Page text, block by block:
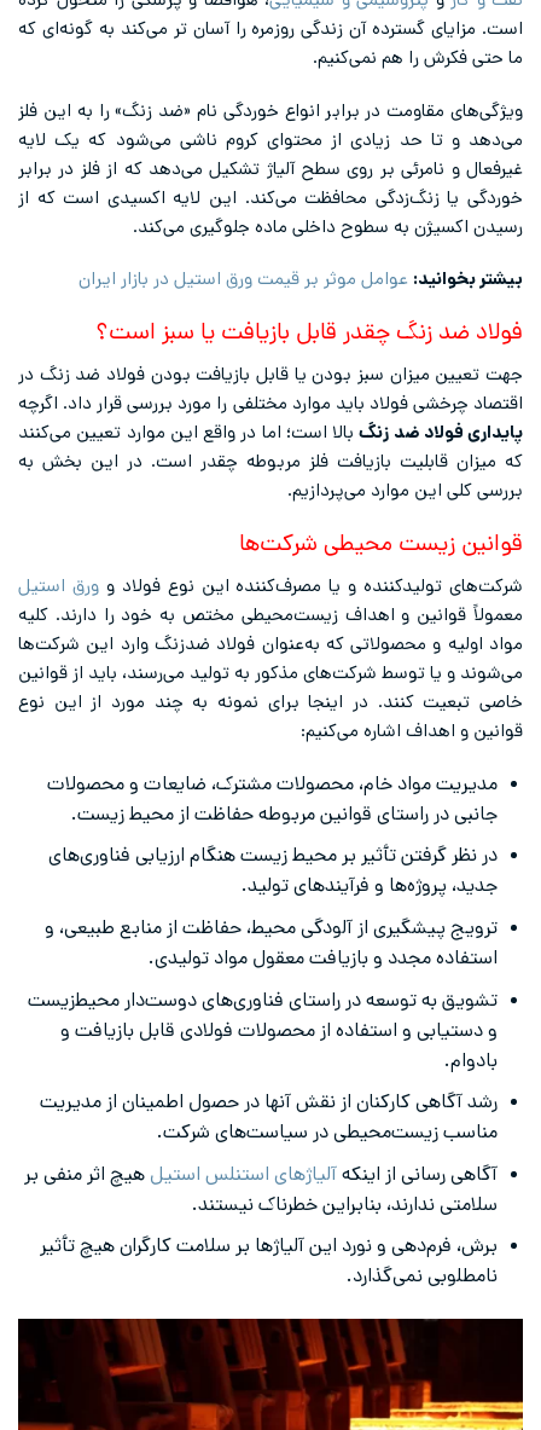
است. مزایای گسترده آن زندگی روزمره را آسان تر می‌کند به گونه‌ای که
ما حتی فکرش را هم نمی‌کنیم.
ویژگی‌های مقاومت در برابر انواع خوردگی نام «ضد زنگ» را به این فلز
می‌دهد و تا حد زیادی از محتوای کروم ناشی می‌شود که یک لایه
غیرفعال و نامرئی بر روی سطح آلیاژ تشکیل می‌دهد که از فلز در برابر
خوردگی یا زنگ‌زدگی محافظت می‌کند. این لایه اکسیدی است که از
رسیدن اکسیژن به سطوح داخلی ماده جلوگیری می‌کند.
بیشتر بخوانید: عوامل موثر بر قیمت ورق استیل در بازار ایران
فولاد ضد زنگ چقدر قابل بازیافت یا سبز است؟
جهت تعیین میزان سبز بودن یا قابل بازیافت بودن فولاد ضد زنگ در
اقتصاد چرخشی فولاد باید موارد مختلفی را مورد بررسی قرار داد. اگرچه
پایداری فولاد ضد زنگبالا است؛ اما در واقع این موارد تعیین می‌کنند
که میزان قابلیت بازیافت فلز مربوطه چقدر است. در این بخش به
بررسی کلی این موارد می‌پردازیم.
قوانین زیست محیطی شرکت‌ها
شرکت‌های تولیدکننده و یا مصرف‌کننده این نوع فولاد وورق استیل
معمولاً قوانین و اهداف زیست‌محیطی مختص به خود را دارند. کلیه
مواد اولیه و محصولاتی که به‌عنوان فولاد ضدزنگ وارد این شرکت‌ها
می‌شوند و یا توسط شرکت‌های مذکور به تولید می‌رسند، باید از قوانین
خاصی تبعیت کنند. در اینجا برای نمونه به چند مورد از این نوع
قوانین و اهداف اشاره می‌کنیم:
مدیریت مواد خام، محصولات مشترک، ضایعات و محصولات
جانبی در راستای قوانین مربوطه حفاظت از محیط زیست.
در نظر گرفتن تأثیر بر محیط زیست هنگام ارزیابی فناوری‌های
جدید، پروژه‌ها و فرآیندهای تولید.
ترویج پیشگیری از آلودگی محیط، حفاظت از منابع طبیعی، و
استفاده مجدد و بازیافت معقول مواد تولیدی.
تشویق به توسعه در راستای فناوری‌های دوست‌دار محیط‌زیست
و دستیابی و استفاده از محصولات فولادی قابل بازیافت و
بادوام.
رشد آگاهی کارکنان از نقش آنها در حصول اطمینان از مدیریت
مناسب زیست‌محیطی در سیاست‌های شرکت.
آگاهی رسانی از اینکهآلیاژهای استنلس استیل هیچ اثر منفی بر
سلامتی ندارند، بنابراین خطرناک نیستند.
برش، فرم‌دهی و نورد این آلیاژها بر سلامت کارگران هیچ تأثیر
نامطلوبی نمی‌گذارد.